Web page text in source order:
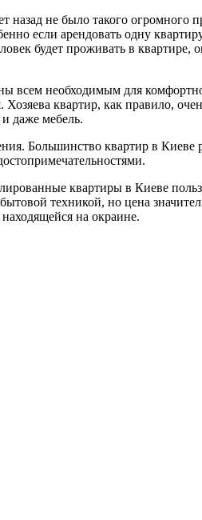
назад не было такого
если арендовать одну
будет проживать в
всем необходимым для
квартир, как правило,
даже мебель.
Большинство квартир в Киеве
квартиры в Киеве
техникой, но цена
на окраине.